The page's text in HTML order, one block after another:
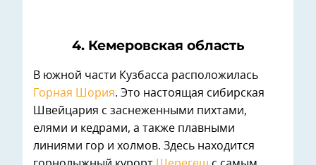
4. Кемеровская область
В южной части Кузбасса расположилась
Горная Шория. Это настоящая сибирская
Швейцария с заснеженными пихтами,
елями и кедрами, а также плавными
линиями гор и холмов. Здесь находится